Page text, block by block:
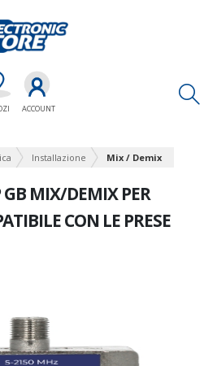
ACCOUNT
Installazione Mix / Demix
GB MIX/DEMIX PER
CON LE PRESE